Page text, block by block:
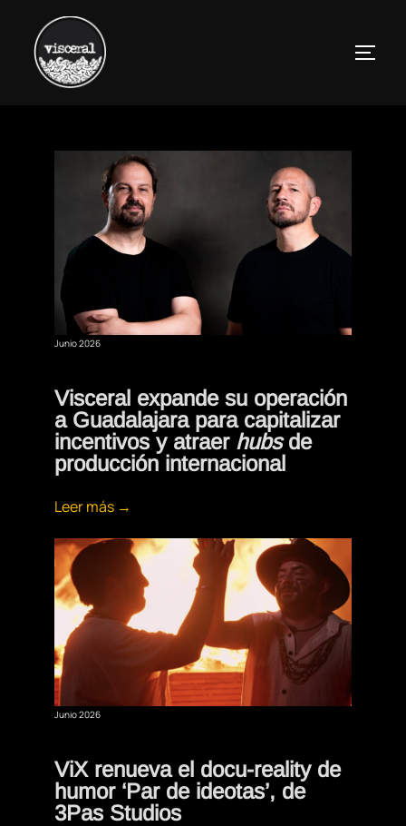
contenido
Junio 2026
Visceral expande su operación
a Guadalajara para capitalizar
incentivos y atraer hubsde
producción internacional
Leer más →
Junio 2026
ViX renueva el docu-reality de
humor ‘Par de ideotas’, de
3Pas Studios